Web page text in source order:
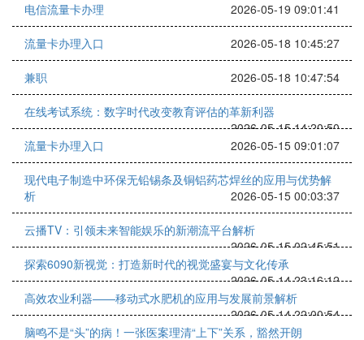
电信流量卡办理
2026-05-19 09:01:41
流量卡办理入口 2026-05-18 10:45:27
兼职 2026-05-18 10:47:54
在线考试系统：数字时代改变教育评估的革新利器
2026-05-15 14:20:50
流量卡办理入口
2026-05-15 09:01:07
现代电子制造中环保无铅锡条及铜铝药芯焊丝的应用与优势解
析
2026-05-15 00:03:37
云播TV：引领未来智能娱乐的新潮流平台解析
2026-05-15 02:45:51
探索6090新视觉：打造新时代的视觉盛宴与文化传承
2026-05-14 23:16:12
高效农业利器——移动式水肥机的应用与发展前景解析
2026-05-14 22:00:54
脑鸣不是“头”的病！一张医案理清“上下”关系，豁然开朗